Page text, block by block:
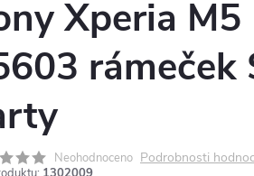
Xperia M5
rámeček
Neohodnoceno Podrobnosti